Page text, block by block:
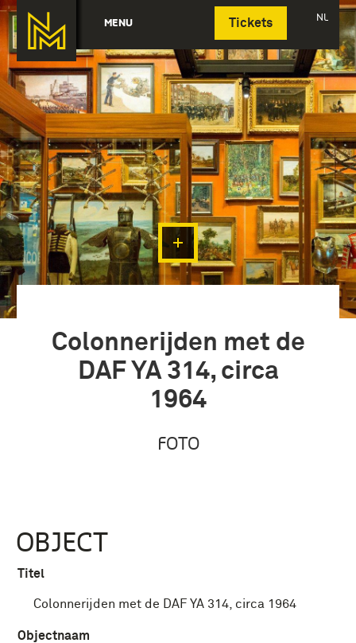
MENU Tickets NL
Deutsch
Colonnerijden met de
DAF YA 314, circa
1964
FOTO
OBJECT
Titel
Colonnerijden met de DAF YA 314, circa 1964
Objectnaam